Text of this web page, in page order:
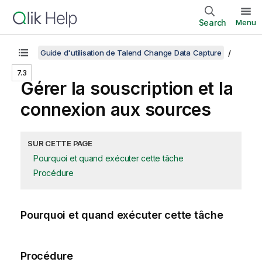
Search Menu
7.3
Guide d'utilisation de Talend Change Data Capture
Gérer la souscription et la
connexion aux sources
SUR CETTE PAGE
Pourquoi et quand exécuter cette tâche
Procédure
Pourquoi et quand exécuter cette tâche
Procédure